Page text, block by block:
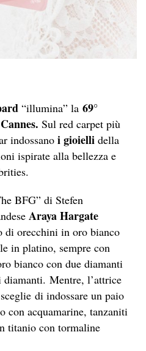
“illumina” la 69°
Sul red carpet più
indossano i gioielli della
ispirate alla bellezza e
BFG” di Stefen
Araya Hargate
di orecchini in oro bianco
in platino, sempre con
bianco con due diamanti
diamanti. Mentre, l’attrice
sceglie di indossare un paio
con acquamarine, tanzaniti
titanio con tormaline